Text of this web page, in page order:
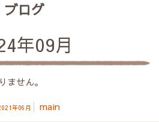
ブログ
年09月
ません。
年06月 main